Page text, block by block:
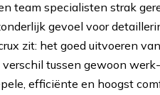
team specialisten strak
gevoel voor
zit: het goed uitvoeren
verschil tussen gewoon
efficiënte en hoogst